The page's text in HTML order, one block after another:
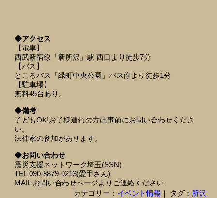
◆アクセス
【電車】
西武新宿線「新所沢」駅 西口より徒歩7分
【バス】
ところバス「緑町中央公園」バス停より徒歩1分
【駐車場】
無料45台あり。
◆備考
子どもOK!お子様連れの方は事前にお問い合わせくださ
い。
法律家の参加があります。
◆お問い合わせ
震災支援ネットワーク埼玉(SSN)
TEL 090-8879-0213(愛甲さん)
MAIL お問い合わせページよりご連絡ください
カテゴリー： イベント情報 ｜ タグ： 所沢